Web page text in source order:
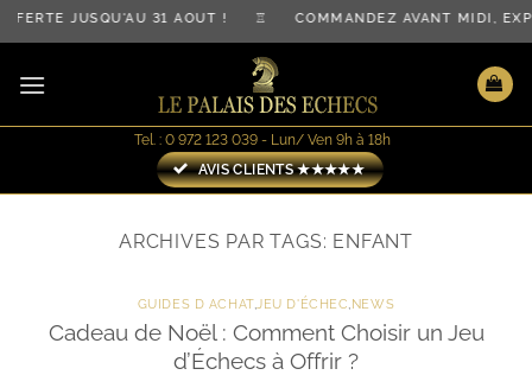
Passer
au
contenu
JUSQU'AU 31 AOÛT ! ♖ COMMANDEZ AVANT MIDI,
Tel. : 0 972 123 039 - Lun/ Ven 9h à 18h
AVIS CLIENTS ★★★★★
ARCHIVES PAR TAGS: ENFANT
GUIDES D ACHAT,JEU D'ÉCHEC,NEWS
Cadeau de Noël : Comment Choisir un Jeu
d’Échecs à Offrir ?